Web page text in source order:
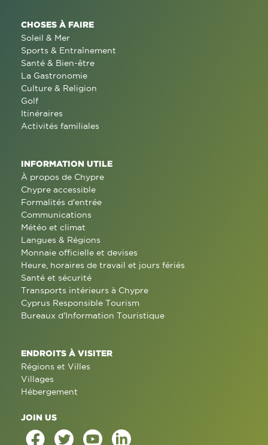
CHOSES À FAIRE
Soleil & Mer
Sports & Entraînement
Santé & Bien-être
La Gastronomie
Culture & Religion
Golf
Itinéraires
Activités familiales
INFORMATION UTILE
À propos de Chypre
Chypre accessible
Formalités d'entrée
Communications
Météo et climat
Langues & Régions
Monnaie officielle et devises
Heure, horaires de travail et jours fériés
Santé et sécurité
Transports intérieurs à Chypre
Cyprus Responsible Tourism
Bureaux d'Information Touristique
ENDROITS À VISITER
Régions et Villes
Villages
Hébergement
JOIN US